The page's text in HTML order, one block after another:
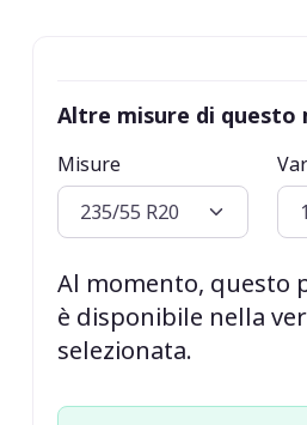
Altre misure di questo
Misure
Al momento, questo
è disponibile nella
selezionata.